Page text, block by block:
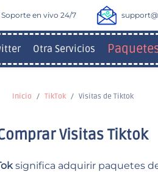
Soporte en vivo 24/7
Otra Servicios
Inicio TikTok Visitas de Tiktok
Visitas Tiktok
significa adquirir paquetes